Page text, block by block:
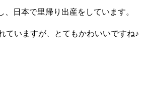
、日本で里帰り出産をしています。
ていますが、とてもかわいいですね♪